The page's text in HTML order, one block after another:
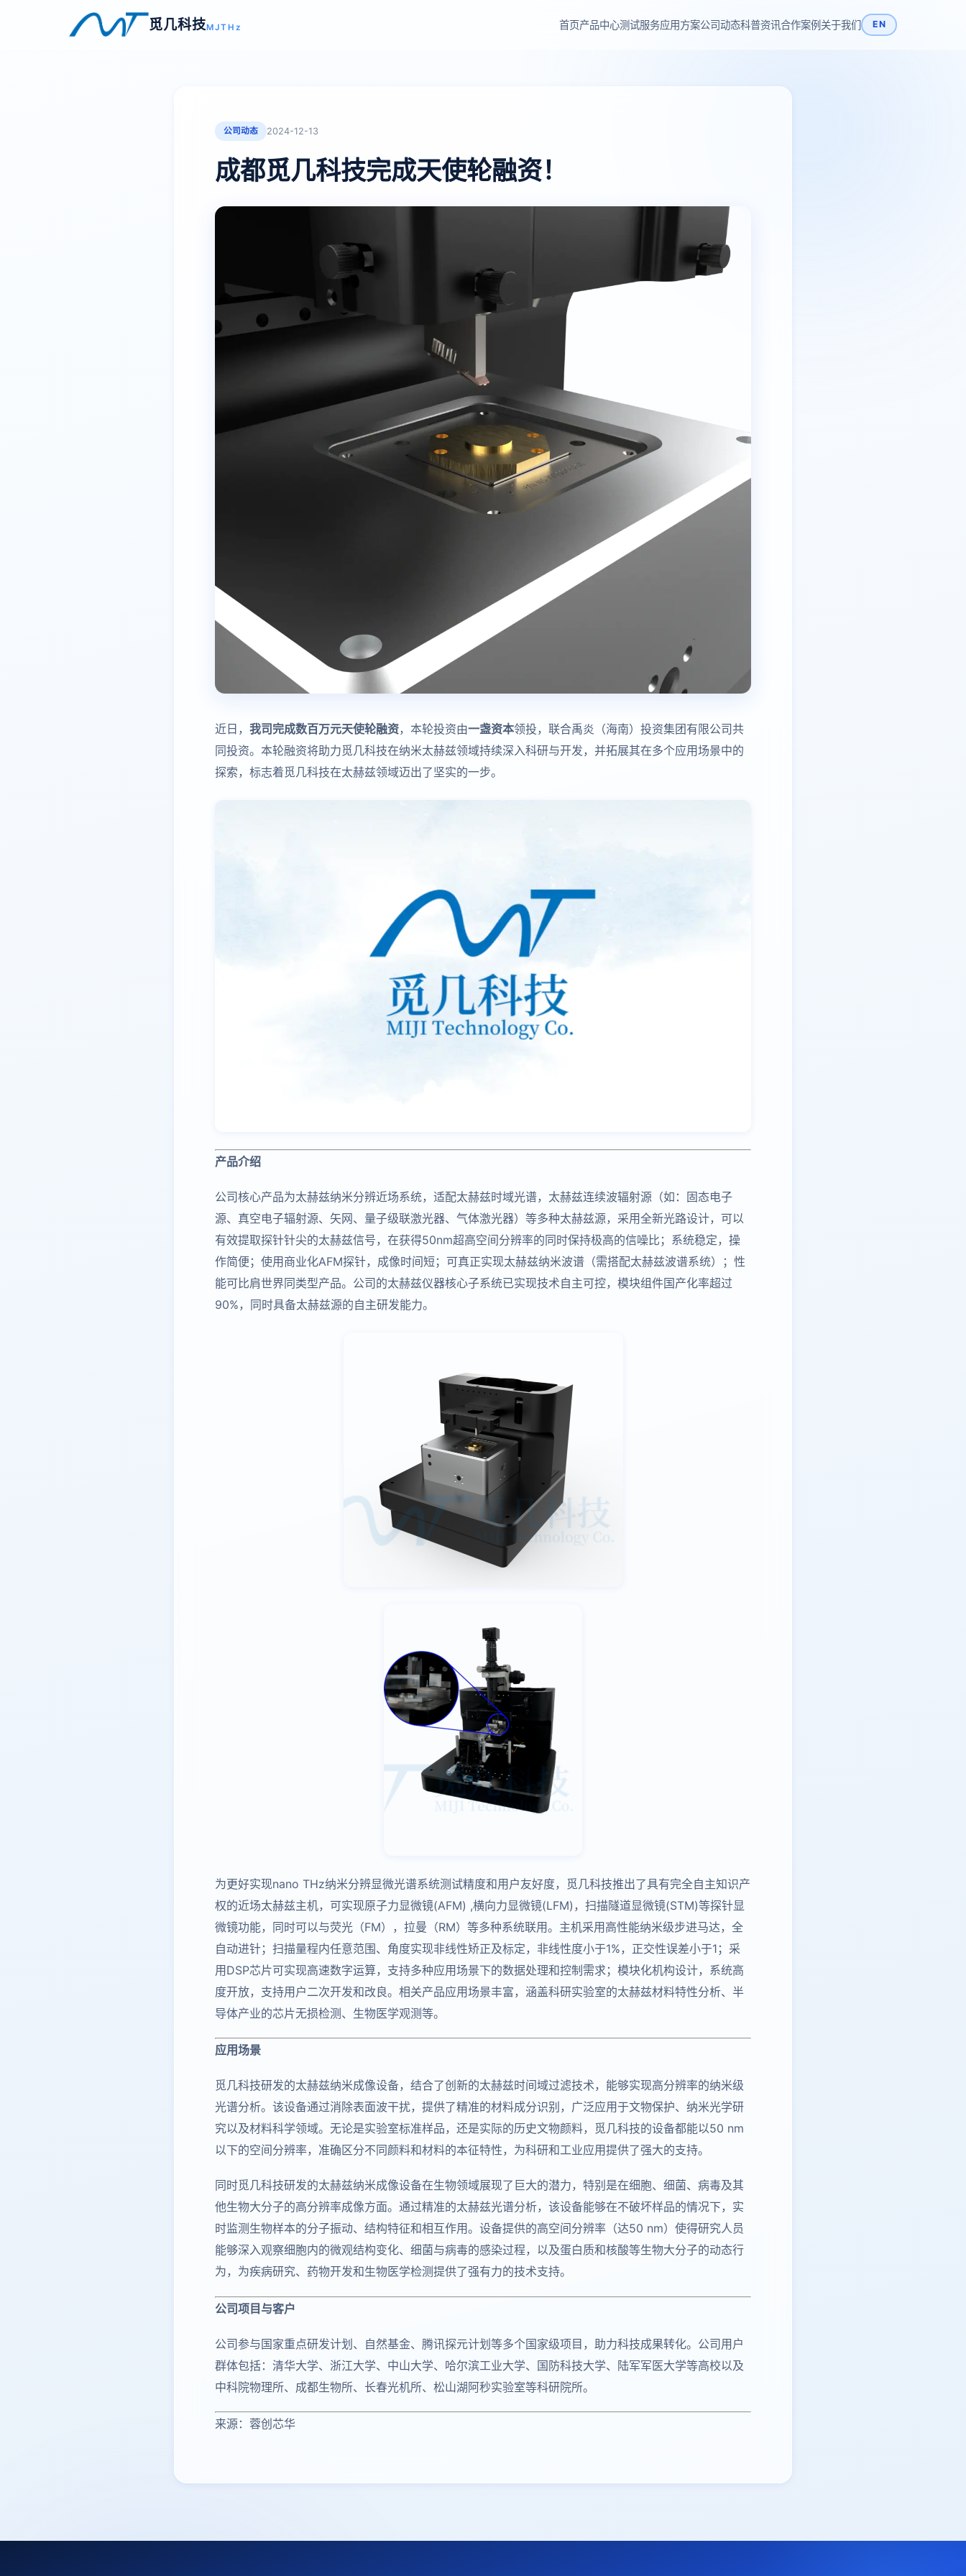
觅几科技MJTHz 首页产品中心测试服务应用方案公司动态科普资讯合作案例 关于我们 EN
公司动态 2024-12-13
成都觅几科技完成天使轮融资！
近日， 我司完成数百万元天使轮融资，本轮投资由一盏资本领投，联合禹炎（海南）投资集团有限公司共
同投资。本轮融资将助力觅几科技在纳米太赫兹领域持续深入科研与开发，并拓展其在多个应用场景中的
探索，标志着觅几科技在太赫兹领域迈出了坚实的一步。
产品介绍
公司核心产品为太赫兹纳米分辨近场系统，适配太赫兹时域光谱，太赫兹连续波辐射源（如：固态电子
源、真空电子辐射源、矢网、量子级联激光器、气体激光器）等多种太赫兹源，采用全新光路设计，可以
有效提取探针针尖的太赫兹信号，在获得50nm超高空间分辨率的同时保持极高的信噪比；系统稳定，操
作简便；使用商业化AFM探针，成像时间短；可真正实现太赫兹纳米波谱（需搭配太赫兹波谱系统）；性
能可比肩世界同类型产品。公司的太赫兹仪器核心子系统已实现技术自主可控，模块组件国产化率超过
90%，同时具备太赫兹源的自主研发能力。
为更好实现nano THz纳米分辨显微光谱系统测试精度和用户友好度，觅几科技推出了具有完全自主知识产
权的近场太赫兹主机，可实现原子力显微镜(AFM) ,横向力显微镜(LFM)，扫描隧道显微镜(STM)等探针显
微镜功能，同时可以与荧光（FM），拉曼（RM）等多种系统联用。主机采用高性能纳米级步进马达，全
自动进针；扫描量程内任意范围、角度实现非线性矫正及标定，非线性度小于1%，正交性误差小于1；采
用DSP芯片可实现高速数字运算，支持多种应用场景下的数据处理和控制需求；模块化机构设计，系统高
度开放，支持用户二次开发和改良。相关产品应用场景丰富，涵盖科研实验室的太赫兹材料特性分析、半
导体产业的芯片无损检测、生物医学观测等。
应用场景
觅几科技研发的太赫兹纳米成像设备，结合了创新的太赫兹时间域过滤技术，能够实现高分辨率的纳米级
光谱分析。该设备通过消除表面波干扰，提供了精准的材料成分识别，广泛应用于文物保护、纳米光学研
究以及材料科学领域。无论是实验室标准样品，还是实际的历史文物颜料，觅几科技的设备都能以50 nm
以下的空间分辨率，准确区分不同颜料和材料的本征特性，为科研和工业应用提供了强大的支持。
同时觅几科技研发的太赫兹纳米成像设备在生物领域展现了巨大的潜力，特别是在细胞、细菌、病毒及其
他生物大分子的高分辨率成像方面。通过精准的太赫兹光谱分析，该设备能够在不破坏样品的情况下，实
时监测生物样本的分子振动、结构特征和相互作用。设备提供的高空间分辨率（达50 nm）使得研究人员
能够深入观察细胞内的微观结构变化、细菌与病毒的感染过程，以及蛋白质和核酸等生物大分子的动态行
为，为疾病研究、药物开发和生物医学检测提供了强有力的技术支持。
公司项目与客户
公司参与国家重点研发计划、自然基金、腾讯探元计划等多个国家级项目，助力科技成果转化。公司用户
群体包括：清华大学、浙江大学、中山大学、哈尔滨工业大学、国防科技大学、陆军军医大学等高校以及
中科院物理所、成都生物所、长春光机所、松山湖阿秒实验室等科研院所。
来源：蓉创芯华